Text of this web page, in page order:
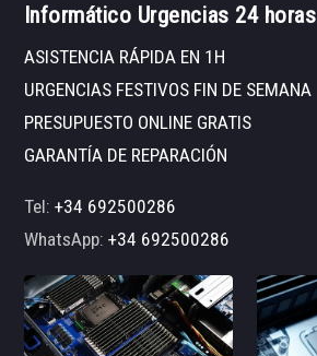
Informático Urgencias 24 horas
ASISTENCIA RÁPIDA EN 1H
URGENCIAS FESTIVOS FIN DE SEMANA
PRESUPUESTO ONLINE GRATIS
GARANTÍA DE REPARACIÓN
Tel:+34 692500286
WhatsApp:+34 692500286